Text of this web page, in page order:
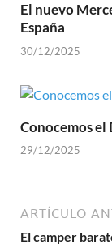
El nuevo
España
30/12/2025
Conocemos el
29/12/2025
ARTÍCULO
El camper